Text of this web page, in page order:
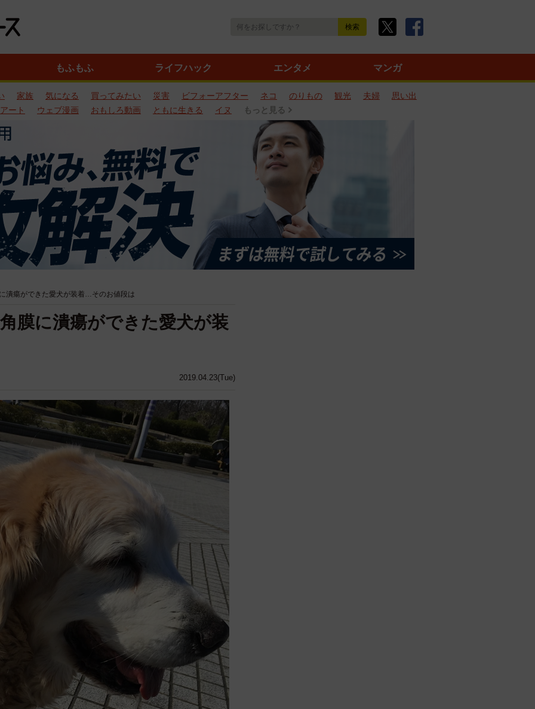
もふもふ ライフハック エンタメ マンガ
家族 気になる 買ってみたい 災害 ビフォーアフター ネコ のりもの 観光 夫婦
思い出
アート
ウェブ漫画 おもしろ動画 ともに生きる イヌ もっと見る
潰瘍ができた愛犬が装着…そのお値段は
2019.04.23(Tue)
膜に潰瘍ができた愛犬が装